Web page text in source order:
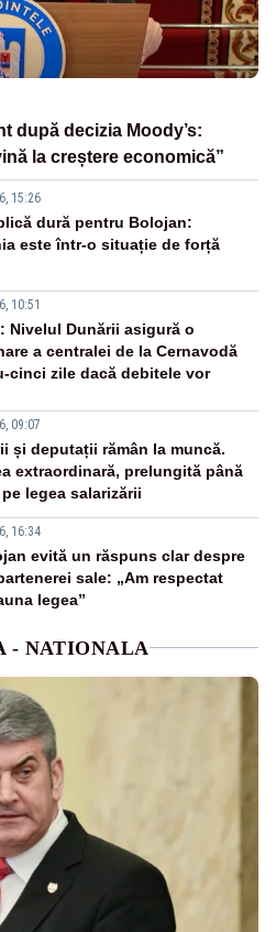
după decizia Moody’s:
la creștere economică”
15:26
dură pentru Bolojan:
este într-o situație de forță
10:51
Nivelul Dunării asigură o
a centralei de la Cernavodă
cinci zile dacă debitele vor
09:07
și deputații rămân la muncă.
extraordinară, prelungită până
legea salarizării
16:34
evită un răspuns clar despre
sale: „Am respectat
legea”
- NATIONALA